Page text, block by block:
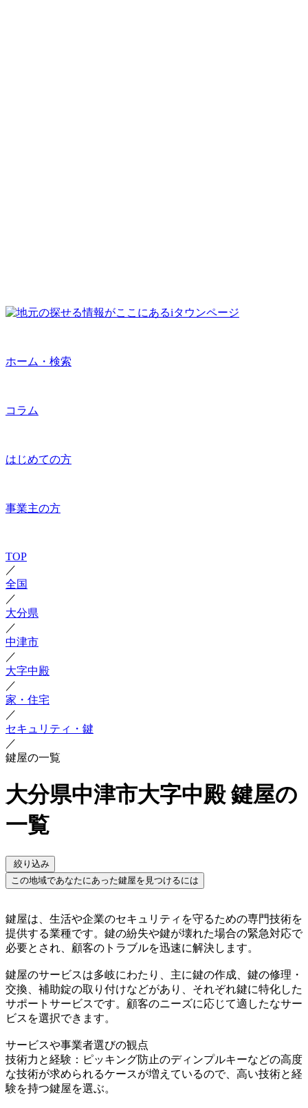
ホーム・検索
コラム
はじめての方
事業主の方
TOP
／
全国
／
大分県
／
中津市
／
大字中殿
／
家・住宅
／
セキュリティ・鍵
／
鍵屋の一覧
大分県中津市大字中殿 鍵屋の
一覧
絞り込み
この地域であなたにあった鍵屋を見つけるには
鍵屋は、生活や企業のセキュリティを守るための専門技術を
提供する業種です。鍵の紛失や鍵が壊れた場合の緊急対応で
必要とされ、顧客のトラブルを迅速に解決します。
鍵屋のサービスは多岐にわたり、主に鍵の作成、鍵の修理・
交換、補助錠の取り付けなどがあり、それぞれ鍵に特化した
サポートサービスです。顧客のニーズに応じて適したなサー
ビスを選択できます。
サービスや事業者選びの観点
技術力と経験：ピッキング防止のディンプルキーなどの高度
な技術が求められるケースが増えているので、高い技術と経
験を持つ鍵屋を選ぶ。